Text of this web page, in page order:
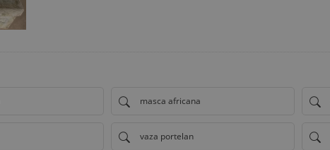
masca africana
vaza portelan